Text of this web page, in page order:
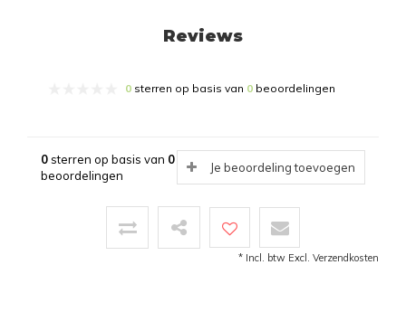
Reviews
0 sterren op basis van 0 beoordelingen
0sterren op basis van 0
beoordelingen
Je beoordeling toevoegen
* Incl. btw Excl. Verzendkosten